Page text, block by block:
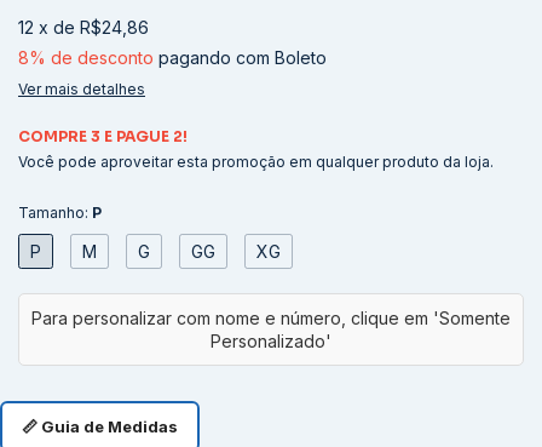
12 x de R$24,86
8% de desconto pagando com Boleto
Ver mais detalhes
COMPRE 3 E PAGUE 2!
Você pode aproveitar esta promoção em qualquer produto da loja.
Tamanho: P
P M G GG XG
📏 Guia de Medidas